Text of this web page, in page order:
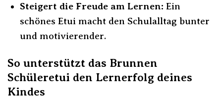
Steigert die Freude am Lernen: Ein
schönes Etui macht den Schulalltag bunter
und motivierender.
So unterstützt das Brunnen
Schüleretui den Lernerfolg deines
Kindes